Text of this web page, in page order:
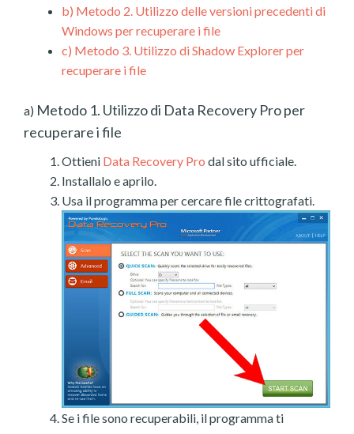
b) Metodo 2. Utilizzo delle versioni precedenti di
Windows per recuperare i file
c) Metodo 3. Utilizzo di Shadow Explorer per
recuperare i file
a) Metodo 1. Utilizzo di Data Recovery Pro per
recuperare i file
Ottieni Data Recovery Pro dal sito ufficiale.
Installalo e aprilo.
Usa il programma per cercare file crittografati.
Se i file sono recuperabili, il programma ti